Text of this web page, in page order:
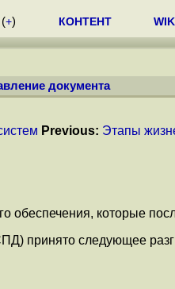
(+) КОНТЕНТ
документа
Previous: Этапы
обеспечения, которые
принято следующее